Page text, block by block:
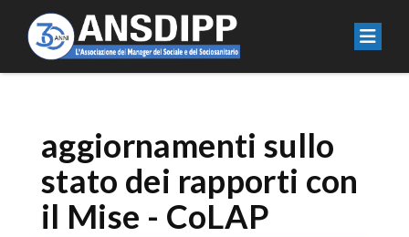
aggiornamenti sullo
stato dei rapporti con
il Mise - CoLAP